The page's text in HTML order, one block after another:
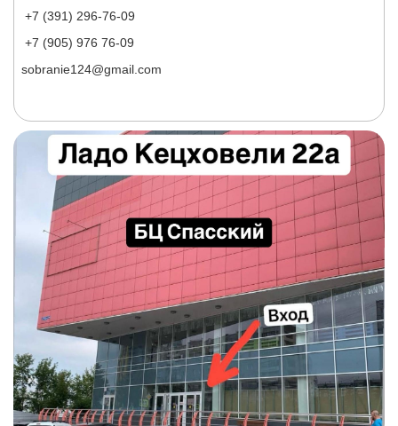
+7 (391) 296-76-09
+7 (905) 976 76-09
sobranie124@gmail.com